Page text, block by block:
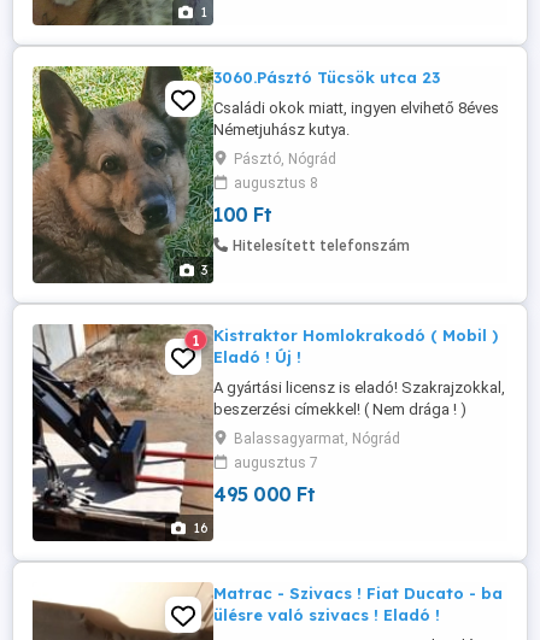
1
3
3060.Pásztó Tücsök utca 23
Családi okok miatt, ingyen elvihető 8éves
Németjuhász kutya.
Pásztó, Nógrád
augusztus 8
100 Ft
Hitelesített telefonszám
16
1
Kistraktor Homlokrakodó ( Mobil )
Eladó ! Új !
A gyártási licensz is eladó! Szakrajzokkal,
beszerzési címekkel! ( Nem drága ! )
Egész Euróbában nem gyártanak ilyet !!!
Segítek az elejétől a végéig az első
darabnál, mindenben!!!! Még hegeszteni is
megtanítom !!! Ha a fenti t.számon nem
Balassagyarmat, Nógrád
augusztus 7
495 000 Ft
Matrac - Szivacs ! Fiat Ducato - ba
ülésre való szivacs ! Eladó !